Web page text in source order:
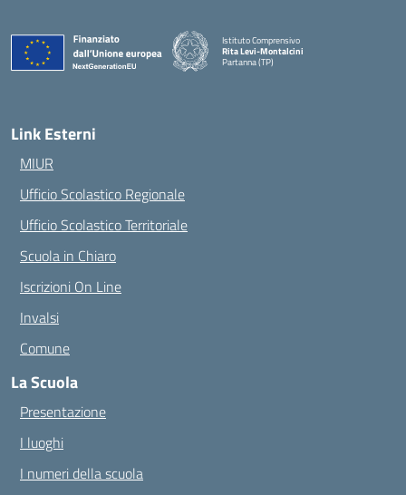
Istituto Comprensivo
Rita Levi-Montalcini
Partanna (TP)
Link Esterni
MIUR
Ufficio Scolastico Regionale
Ufficio Scolastico Territoriale
Scuola in Chiaro
Iscrizioni On Line
Invalsi
Comune
La Scuola
Presentazione
I luoghi
I numeri della scuola